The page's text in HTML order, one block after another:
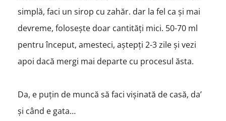
simplă, faci un sirop cu zahăr. dar la fel ca și mai
devreme, folosește doar cantități mici. 50-70 ml
pentru început, amesteci, aștepți 2-3 zile și vezi
apoi dacă mergi mai departe cu procesul ăsta.
Da, e puțin de muncă să faci vișinată de casă, da’
și când e gata…